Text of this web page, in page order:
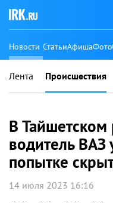
Новости СтатьиАфишаФото
Лента Происшествия
В
водитель ВАЗ
попытке
14 июля 2023 16:16